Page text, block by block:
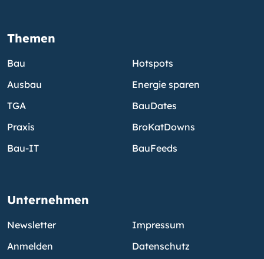
Themen
Bau
Ausbau
TGA
Praxis
Bau-IT
Hotspots
Energie sparen
BauDates
BroKatDowns
BauFeeds
Unternehmen
Newsletter
Anmelden
Impressum
Datenschutz